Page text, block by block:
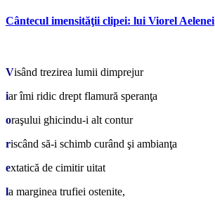
Cântecul imensităţii clipei: lui Viorel Aelenei
Visând trezirea lumii dimprejur
iar îmi ridic drept flamură speranţa
oraşului ghicindu-i alt contur
riscând să-i schimb curând şi ambianţa
extatică de cimitir uitat
la marginea trufiei ostenite,